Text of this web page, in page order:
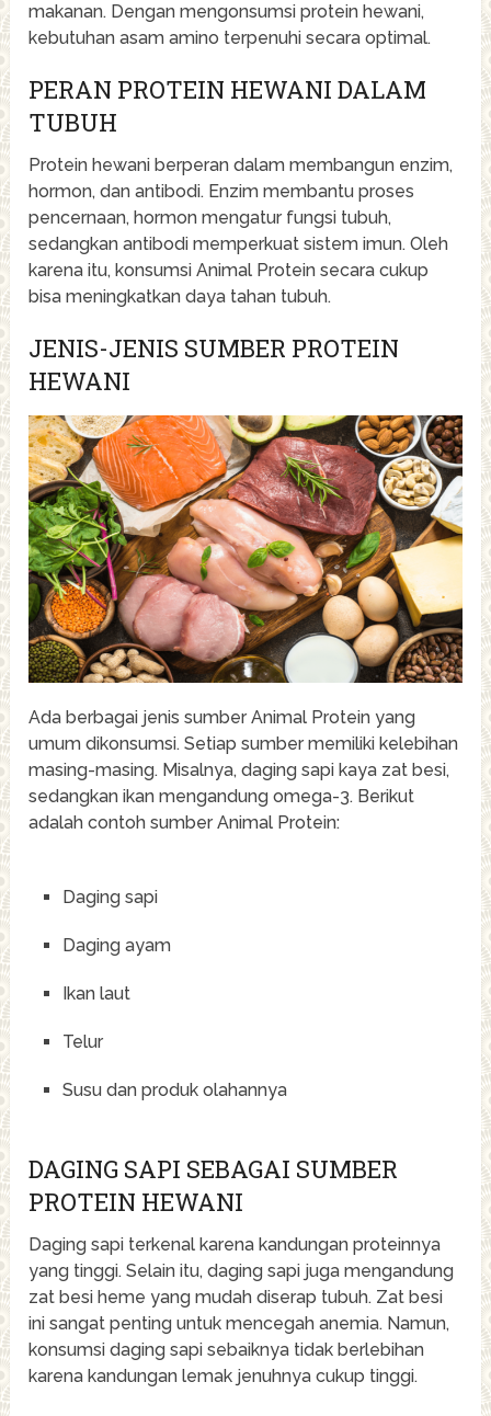
makanan. Dengan mengonsumsi protein hewani,
kebutuhan asam amino terpenuhi secara optimal.
PERAN PROTEIN HEWANI DALAM
TUBUH
Protein hewani berperan dalam membangun enzim,
hormon, dan antibodi. Enzim membantu proses
pencernaan, hormon mengatur fungsi tubuh,
sedangkan antibodi memperkuat sistem imun. Oleh
karena itu, konsumsi Animal Protein secara cukup
bisa meningkatkan daya tahan tubuh.
JENIS-JENIS SUMBER PROTEIN
HEWANI
Ada berbagai jenis sumber Animal Protein yang
umum dikonsumsi. Setiap sumber memiliki kelebihan
masing-masing. Misalnya, daging sapi kaya zat besi,
sedangkan ikan mengandung omega-3. Berikut
adalah contoh sumber Animal Protein:
Daging sapi
Daging ayam
Ikan laut
Telur
Susu dan produk olahannya
DAGING SAPI SEBAGAI SUMBER
PROTEIN HEWANI
Daging sapi terkenal karena kandungan proteinnya
yang tinggi. Selain itu, daging sapi juga mengandung
zat besi heme yang mudah diserap tubuh. Zat besi
ini sangat penting untuk mencegah anemia. Namun,
konsumsi daging sapi sebaiknya tidak berlebihan
karena kandungan lemak jenuhnya cukup tinggi.